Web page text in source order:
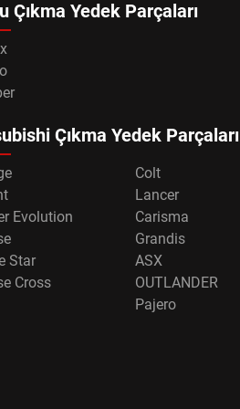
Çıkma Yedek Parçaları
Çıkma Yedek Parçaları
Colt
Lancer
Evolution
Carisma
Grandis
Star
ASX
Cross
OUTLANDER
Pajero